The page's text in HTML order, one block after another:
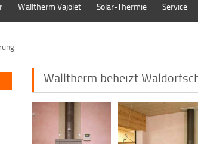
Walltherm Vajolet Solar-Thermie Service
Walltherm beheizt